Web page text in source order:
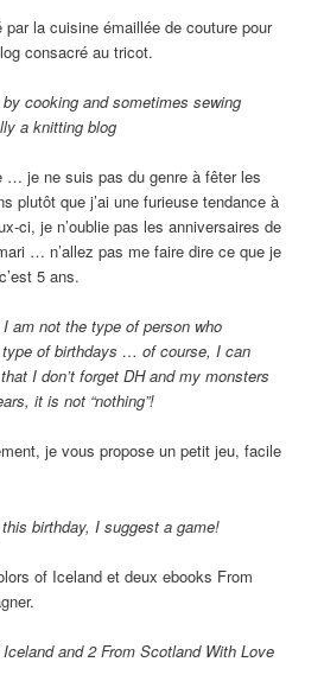
la cuisine émaillée de couture pour
consacré au tricot.
cooking and sometimes sewing
a knitting blog
… je ne suis pas du genre à fêter les
plutôt que j’ai une furieuse tendance à
ci, je n’oublie pas les anniversaires de
… n’allez pas me faire dire ce que je
5 ans.
am not the type of person who
of birthdays … of course, I can
I don’t forget DH and my monsters
it is not “nothing”!
je vous propose un petit jeu, facile
birthday, I suggest a game!
of Iceland et deux ebooks From
and 2 From Scotland With Love